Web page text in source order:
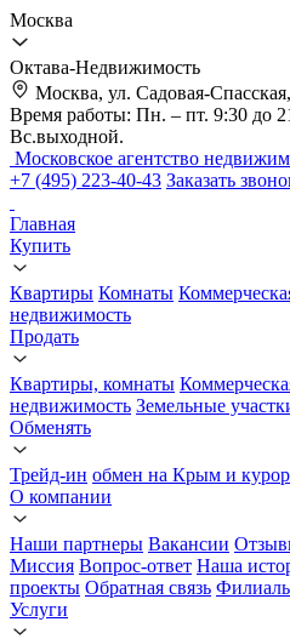
Москва
Октава-Недвижимость
Москва, ул. Садовая-
Время работы: Пн. – пт. 9:30 до
Вс.выходной.
Московское агентство
+7 (495) 223-40-43 Заказать
Главная
Купить
Квартиры Комнаты
недвижимость
Продать
Квартиры, комнаты
недвижимость Земельные
Обменять
Трейд-ин обмен на Крым и
О компании
Наши партнеры Вакансии
Миссия Вопрос-ответ Наша
проекты Обратная связь
Услуги